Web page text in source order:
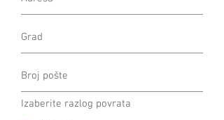
Izaberite razlog povrata